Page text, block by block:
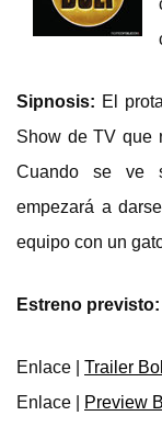
Sipnosis: El
Show de TV que
Cuando se ve
empezará a
equipo con un
Estreno previsto:
Enlace | Trailer
Enlace |
Preview